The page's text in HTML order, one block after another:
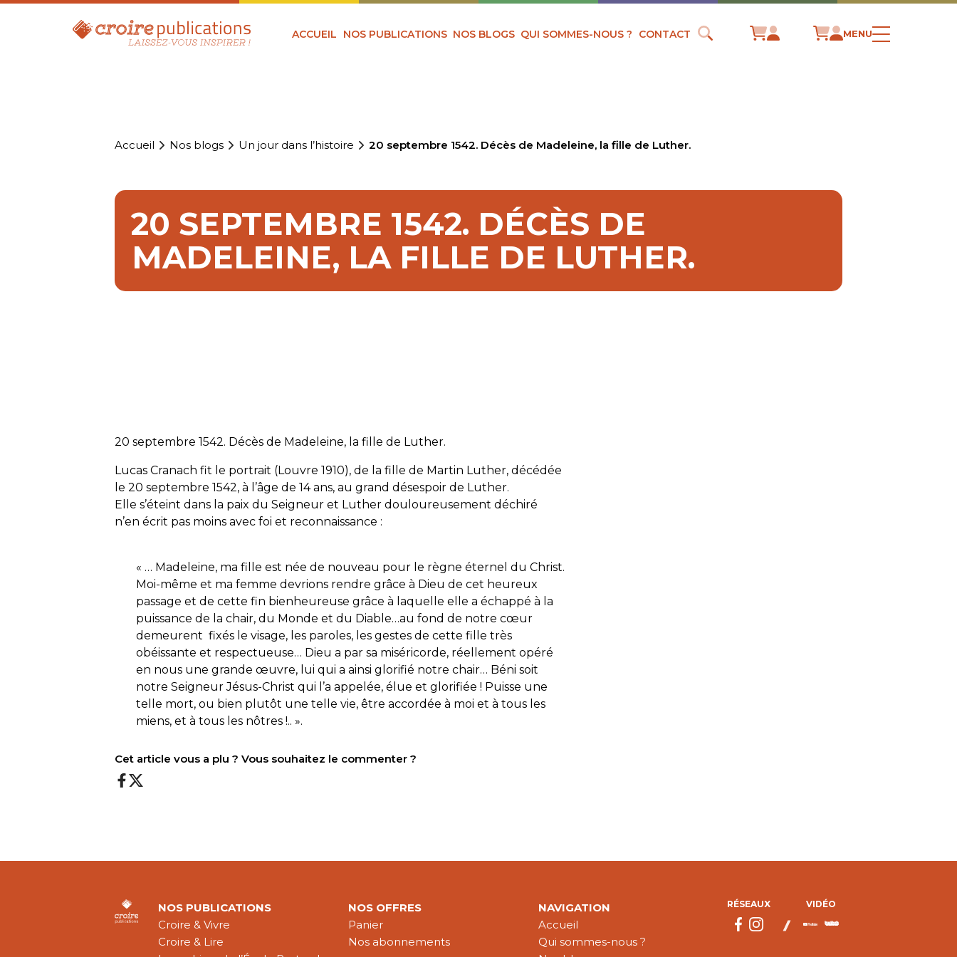
ACCUEIL NOS PUBLICATIONS NOS BLOGS QUI SOMMES-NOUS ? CONTACT MENU
Accueil Nos blogs Un jour dans l’histoire 20 septembre 1542. Décès de Madeleine, la fille de Luther.
20 SEPTEMBRE 1542. DÉCÈS DE
MADELEINE, LA FILLE DE LUTHER.
20 septembre 1542. Décès de Madeleine, la fille de Luther.
Lucas Cranach fit le portrait (Louvre 1910), de la fille de Martin Luther, décédée
le 20 septembre 1542, à l’âge de 14 ans, au grand désespoir de Luther.
Elle s’éteint dans la paix du Seigneur et Luther douloureusement déchiré
n’en écrit pas moins avec foi et reconnaissance :
« … Madeleine, ma fille est née de nouveau pour le règne éternel du Christ.
Moi-même et ma femme devrions rendre grâce à Dieu de cet heureux
passage et de cette fin bienheureuse grâce à laquelle elle a échappé à la
puissance de la chair, du Monde et du Diable…au fond de notre cœur
demeurent fixés le visage, les paroles, les gestes de cette fille très
obéissante et respectueuse… Dieu a par sa miséricorde, réellement opéré
en nous une grande œuvre, lui qui a ainsi glorifié notre chair… Béni soit
notre Seigneur Jésus-Christ qui l’a appelée, élue et glorifiée ! Puisse une
telle mort, ou bien plutôt une telle vie, être accordée à moi et à tous les
miens, et à tous les nôtres !.. ».
Cet article vous a plu ? Vous souhaitez le commenter ?
NOS PUBLICATIONS
Croire & Vivre
Croire & Lire
NOS OFFRES
Panier
Nos abonnements
NAVIGATION
Accueil
Qui sommes-nous ?
RÉSEAUX VIDÉO